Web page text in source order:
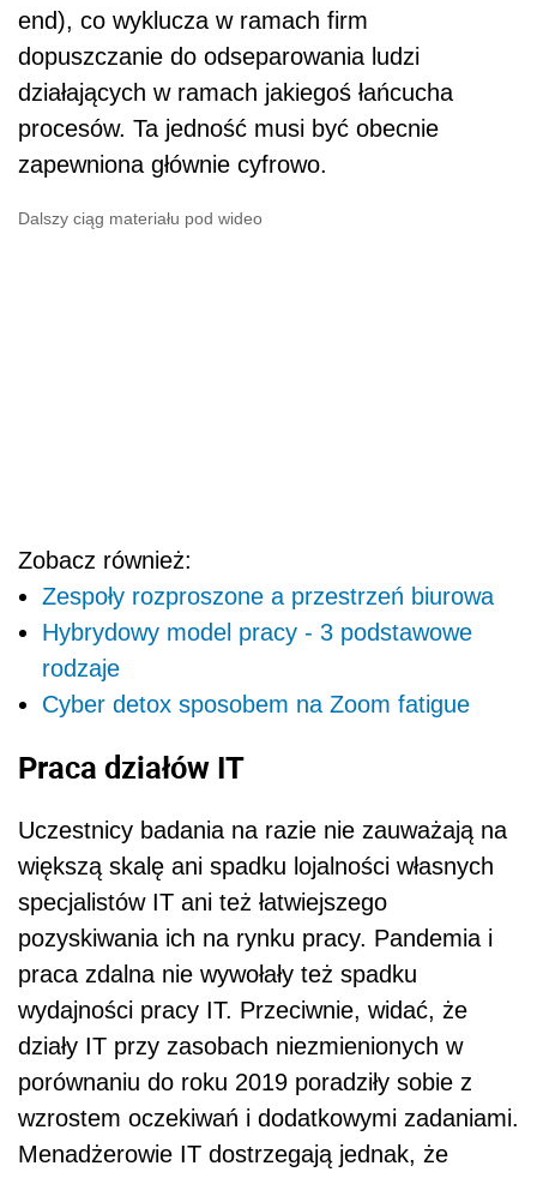
end), co wyklucza w ramach firm
dopuszczanie do odseparowania ludzi
działających w ramach jakiegoś łańcucha
procesów. Ta jedność musi być obecnie
zapewniona głównie cyfrowo.
Dalszy ciąg materiału pod wideo
Zobacz również:
Zespoły rozproszone a przestrzeń biurowa
Hybrydowy model pracy - 3 podstawowe
rodzaje
Cyber detox sposobem na Zoom fatigue
Praca działów IT
Uczestnicy badania na razie nie zauważają na
większą skalę ani spadku lojalności własnych
specjalistów IT ani też łatwiejszego
pozyskiwania ich na rynku pracy. Pandemia i
praca zdalna nie wywołały też spadku
wydajności pracy IT. Przeciwnie, widać, że
działy IT przy zasobach niezmienionych w
porównaniu do roku 2019 poradziły sobie z
wzrostem oczekiwań i dodatkowymi zadaniami.
Menadżerowie IT dostrzegają jednak, że